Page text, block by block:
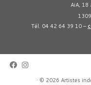
AiA, 18
Tél. 04 42 64 39 10 –
· © 2026 Artistes